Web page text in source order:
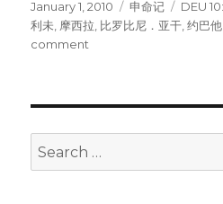
Posted
on
January 1, 2010 Categories
申命记 Tags
DEU
利未 摩西拉 比罗比尼．亚干 ,约巴他
comment
接
受
Search
for: